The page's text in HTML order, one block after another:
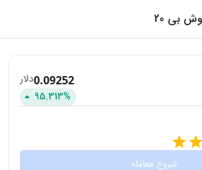
0.09252دلار
95.313%
شروع معامله